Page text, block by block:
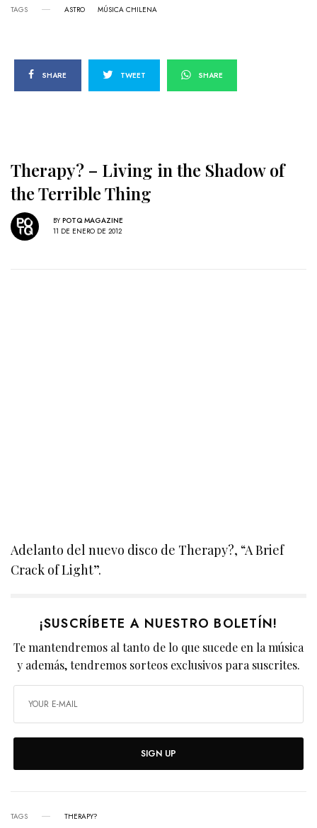
TAGS ASTRO MÚSICA CHILENA
SHARE TWEET SHARE
Therapy? – Living in the Shadow of
the Terrible Thing
BY POTQ MAGAZINE
11 DE ENERO DE 2012
Adelanto del nuevo disco de Therapy?, “A Brief
Crack of Light”.
¡SUSCRÍBETE A NUESTRO BOLETÍN!
Te mantendremos al tanto de lo que sucede en la música
y además, tendremos sorteos exclusivos para suscrites.
SIGN UP
TAGS THERAPY?